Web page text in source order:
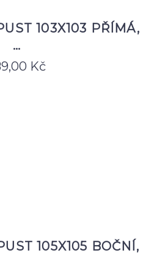
103X103 PŘÍMÁ,
…
Kč
105X105 BOČNÍ,